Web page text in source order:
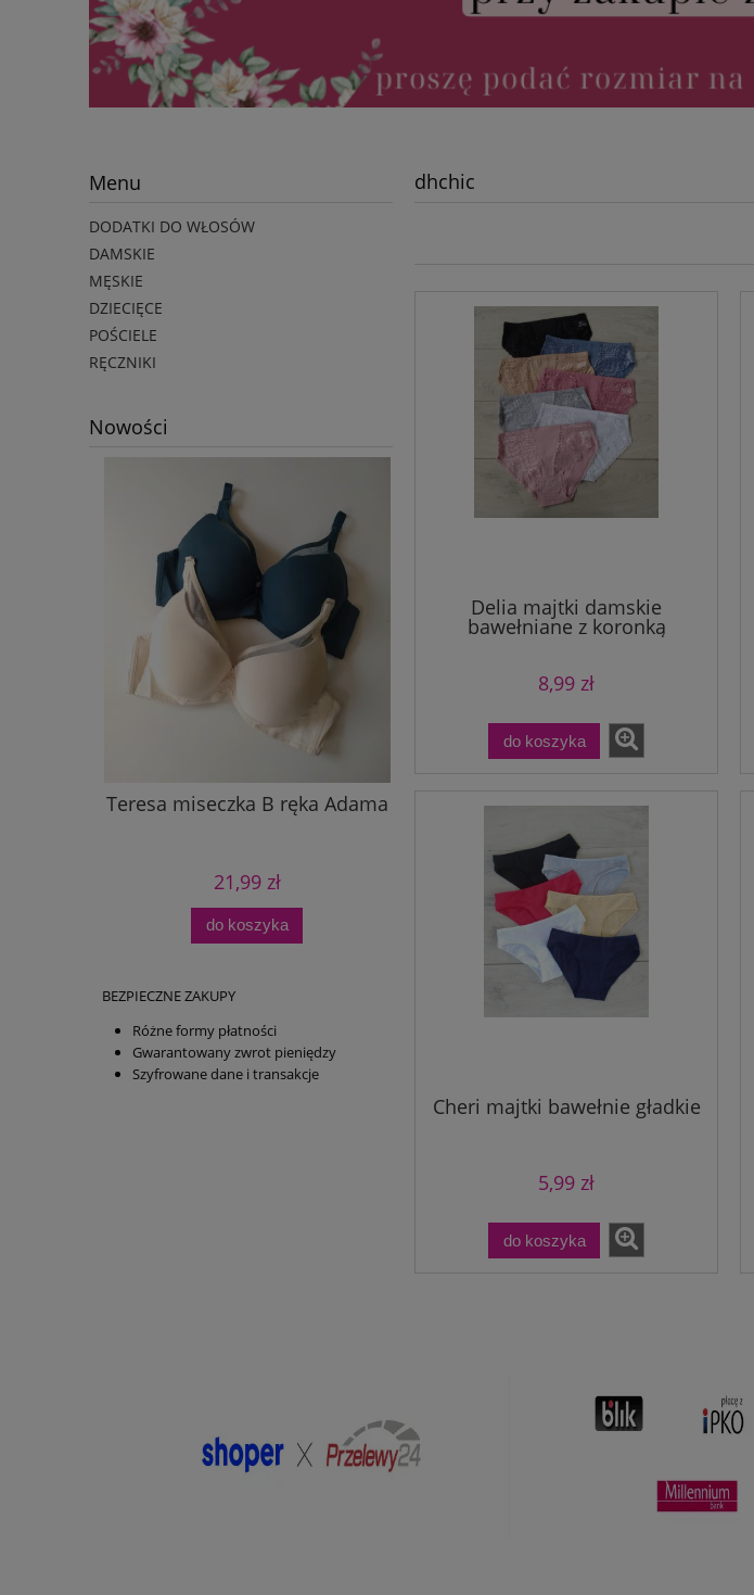
Menu
DODATKI DO WŁOSÓW
DAMSKIE
MĘSKIE
DZIECIĘCE
POŚCIELE
RĘCZNIKI
Nowości
Teresa miseczka B ręka Adama
21,99 zł
do koszyka
Poli bokserki męskie gładkie
8,99 zł
do koszyka
BEZPIECZNE ZAKUPY
Różne formy płatności
Gwarantowany zwrot pieniędzy
Szyfrowane dane i transakcje
dhchic
Delia majtki damskie
bawełniane z koronką
8,99 zł
do koszyka
Cheri majtki bawełnie gładkie
5,99 zł
do koszyka